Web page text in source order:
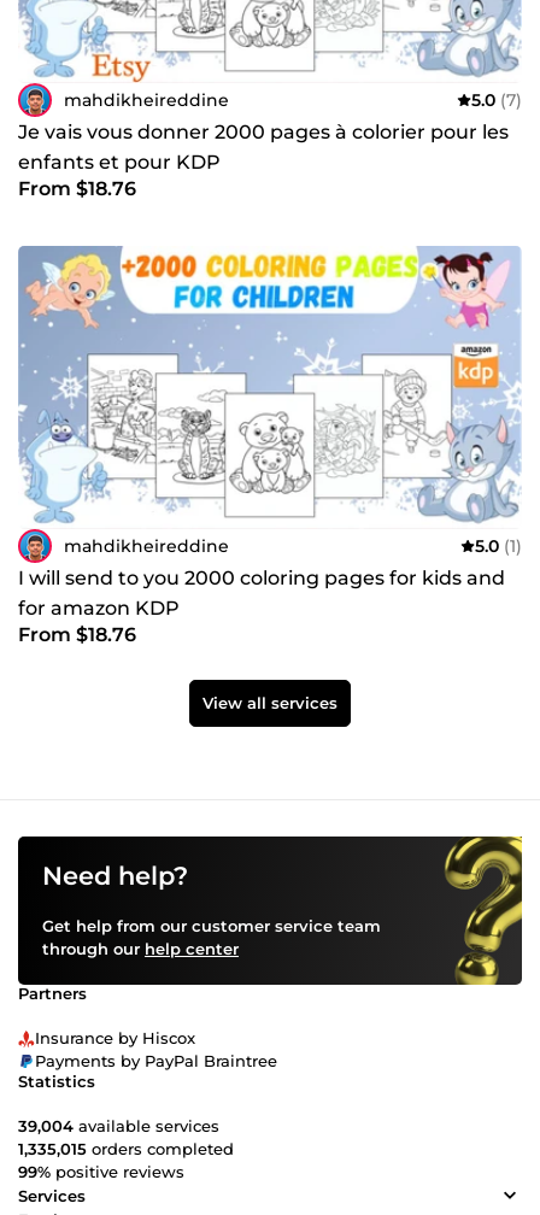
mahdikheireddine 5.0 (7)
Je vais vous donner 2000 pages à colorier pour les
enfants et pour KDP
From $18.76
mahdikheireddine 5.0 (1)
I will send to you 2000 coloring pages for kids and
for amazon KDP
From $18.76
View all services
Need help?
Get help from our customer service team
through our help center
Partners
Insurance by Hiscox
Payments by PayPal Braintree
Statistics
39,004 available services
1,335,015 orders completed
99% positive reviews
Services